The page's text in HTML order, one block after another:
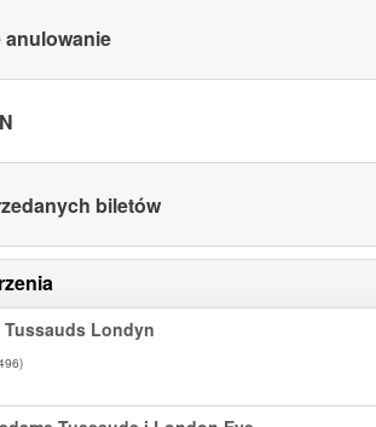
anulowanie
biletów
Tussauds Londyn